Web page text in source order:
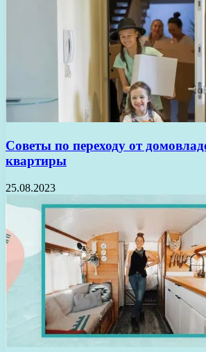
Советы по переходу от
квартиры
25.08.2023